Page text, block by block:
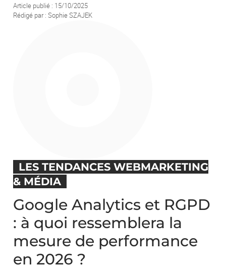
Article publié : 15/10/2025
Rédigé par : Sophie SZAJEK
LES TENDANCES WEBMARKETING
& MÉDIA
Google Analytics et RGPD
: à quoi ressemblera la
mesure de performance
en 2026 ?